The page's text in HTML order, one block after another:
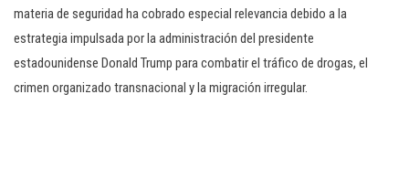
materia de seguridad ha cobrado especial relevancia debido a la
estrategia impulsada por la administración del presidente
estadounidense Donald Trump para combatir el tráfico de drogas, el
crimen organizado transnacional y la migración irregular.